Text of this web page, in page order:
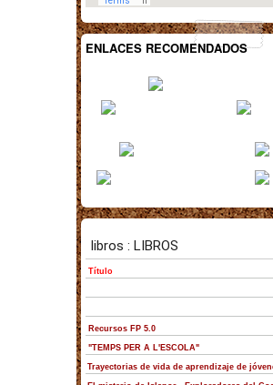
ENLACES RECOMENDADOS